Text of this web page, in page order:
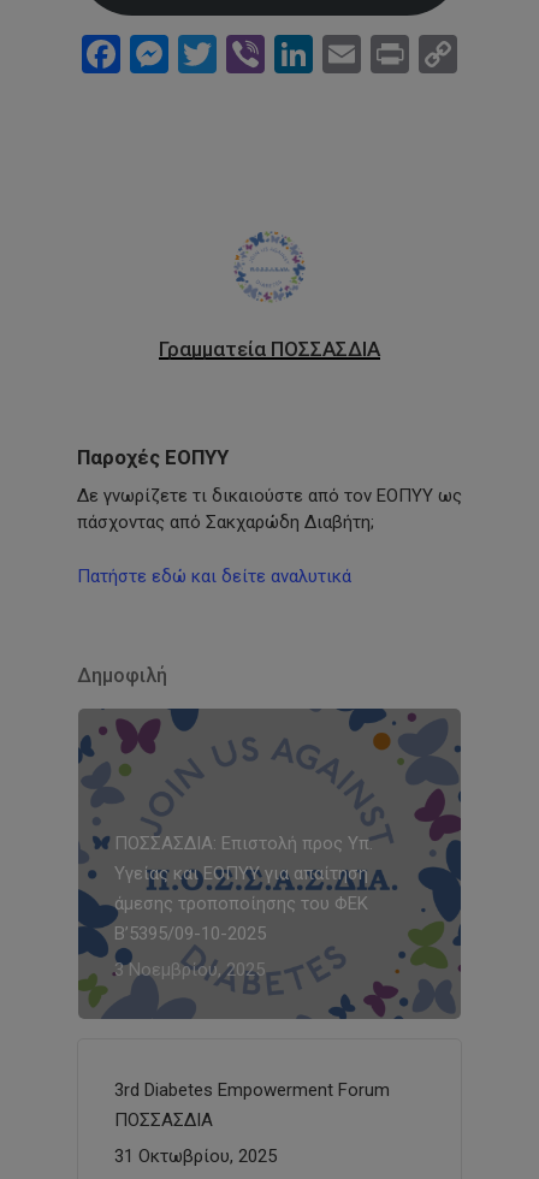
Facebook
Messenger
Twitter
ViberLinkedIn
Email
Print
Γραμματεία ΠΟΣΣΑΣΔΙΑ
Παροχές ΕΟΠΥΥ
Δε γνωρίζετε τι δικαιούστε από τον ΕΟΠΥΥ ως
πάσχοντας από Σακχαρώδη Διαβήτη;
Πατήστε εδώ και δείτε αναλυτικά
Δημοφιλή
ΠΟΣΣΑΣΔΙΑ: Επιστολή προς Υπ.
Υγείας και ΕΟΠΥΥ για απαίτηση
άμεσης τροποποίησης του ΦΕΚ
Β’5395/09-10-2025
3 Νοεμβρίου, 2025
3rd Diabetes Empowerment Forum
ΠΟΣΣΑΣΔΙΑ
31 Οκτωβρίου, 2025